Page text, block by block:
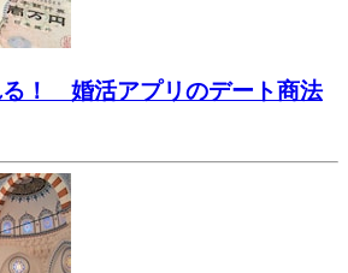
る！ 婚活アプリのデート商法